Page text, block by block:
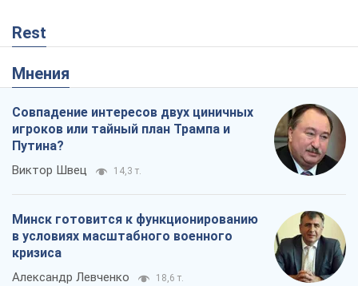
Rest
Мнения
Совпадение интересов двух циничных
игроков или тайный план Трампа и
Путина?
Виктор Швец 14,3 т.
Минск готовится к функционированию
в условиях масштабного военного
кризиса
Александр Левченко 18,6 т.